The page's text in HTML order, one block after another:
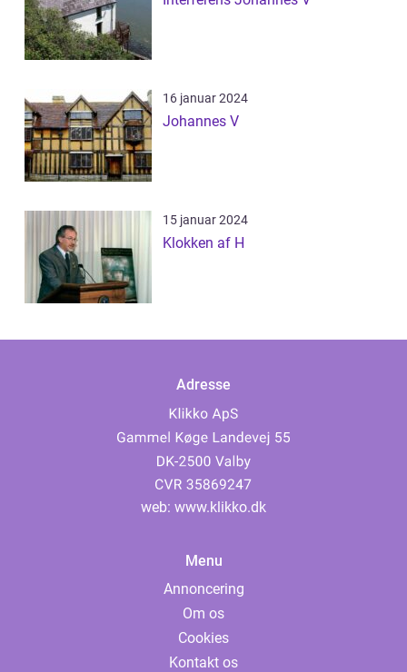
16 januar 2024
Johannes V
15 januar 2024
Klokken af H
Adresse
web: www.klikko.dk
Menu
Annoncering
Om os
Cookies
Kontakt os